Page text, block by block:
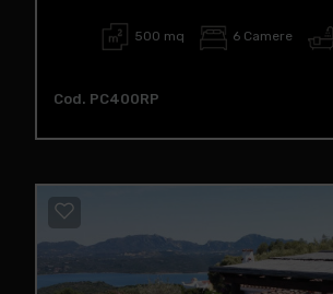
500 mq 6 Camere
Cod. PC400RP